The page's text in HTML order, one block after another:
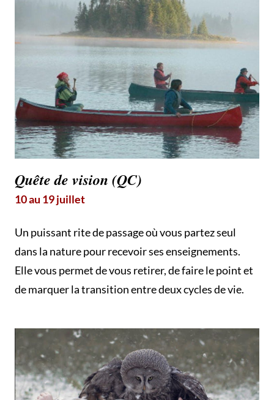
Quête de vision (QC)
10 au 19 juillet
Un puissant rite de passage où vous partez seul
dans la nature pour recevoir ses enseignements.
Elle vous permet de vous retirer, de faire le point et
de marquer la transition entre deux cycles de vie.